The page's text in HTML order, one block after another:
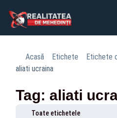
Acasă Etichete
Etichete
aliati ucraina
Tag: aliati
Toate etichetele